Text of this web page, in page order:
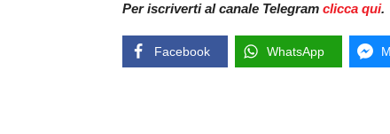
Per iscriverti al canale Telegram clicca qui.
Facebook WhatsApp